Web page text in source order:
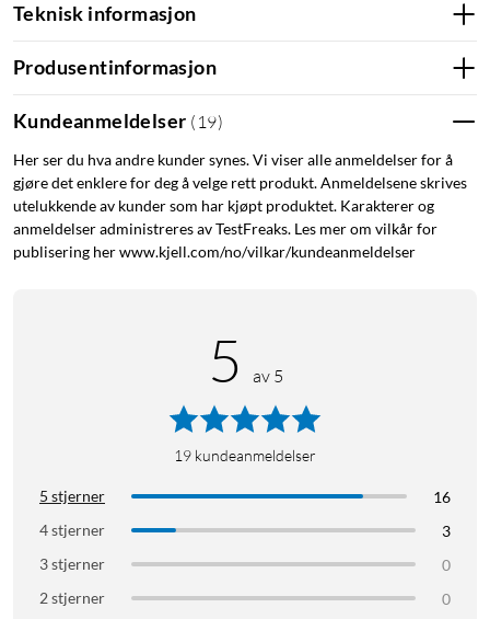
Samsung Management Software
oppdatert og får informativ oversikt om statusen til SSD-en.
Du kan også enkelt velge et passord for å kryptere innholdet
(AES 256-bit maskinvarekryptering).
Sømløs kompatibilitet
smarttelefoner, nettbrett og profesjonelle kameraer med høy
Sekvensiell lesing: opptil 2000 MB/s
Sekvensiell skriving: opptil 1950 MB/s
Støtbestandig: opptil 3 m
Mål: 88x60x14 mm
Teknisk informasjon
Produsentinformasjon
Kundeanmeldelser ( 19)
Her ser du hva andre kunder synes. Vi viser alle anmeldelser for å
gjøre det enklere for deg å velge rett produkt. Anmeldelsene skrives
utelukkende av kunder som har kjøpt produktet. Karakterer og
anmeldelser administreres av TestFreaks. Les mer om vilkår for
publisering her www.kjell.com/no/vilkar/kundeanmeldelser
5 av 5
19 kundeanmeldelser
5 stjerner
16
4 stjerner
3
3 stjerner
0
2 stjerner
0